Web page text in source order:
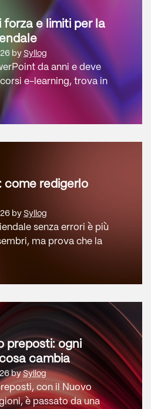
forza e limiti per la
by Syllog
da anni e deve
e-learning, trova in
come redigerlo
by Syllog
senza errori è più
ma prova che la
preposti: ogni
cambia
bySyllog
con il Nuovo
è passato da una